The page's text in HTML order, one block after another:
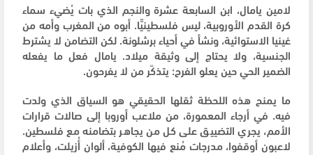
لامين يامال، ابن السابعة عشرة والنجم الذي بات يُضيء سماء
كرة القدم الأوروبية، ليس فلسطينيًّا. أبوه من المغرب وأمه من
غينيا الاستوائية، ونشأ في أحياء برشلونة. لكن التضامن لا يشترط
الجنسية، ولا يحتاج إلى وثيقة ميلاد. يامال فعل ما يفعله
الضمير الحي حين يعلو الفرح: يتذكّر من لا يفرحون.
ما يمنح هذه اللحظة ثقلها الحقيقي هو السياق الذي ولدت
فيه. في أرجاء المعمورة، من ملاعب أوروبا إلى صالات قرارات
الأمم، يجري التضييق على كل من يجاهر بتضامنه مع فلسطين.
لاعبون أوقفوا، مدرجات مُنع فيها الكوفية، ألوان أُزيلت، وأعلام